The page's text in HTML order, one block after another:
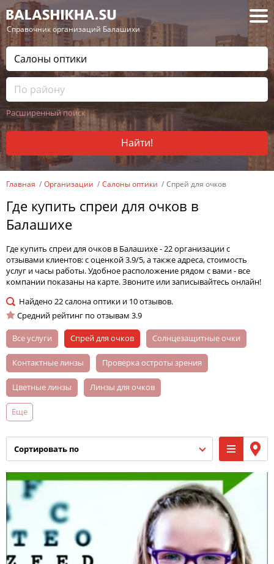
— Справочник организаций Балашихи
Расширенный поиск
Найти!
Главная Организации Салоны оптики Спрей для очков
Где купить спреи для очков в
Балашихе
Где купить спреи для очков в Балашихе - 22 организации с
отзывами клиентов: с оценкой 3.9/5, а также адреса, стоимость
услуг и часы работы. Удобное расположение рядом с вами - все
компании показаны на карте. Звоните или записывайтесь онлайн!
Найдено 22 салона оптики и 10 отзывов.
Средний рейтинг по отзывам 3.9
Все услуги спрей для очков солнцезащитные очки
контактные линзы проверка остроты зрения
цветные линзы линзы для очков
подбор контактных линз
мастерская по изготовлению очков детские очки
раствор для линз женские очки салфетка для очков
детские солнцезащитные очки мужские очки
ежемесячные линзы однодневные линзы
двухнедельные линзы увлажняющие капли для глаз
мультифокальные линзы компьютерные очки
Еще
сортировать по